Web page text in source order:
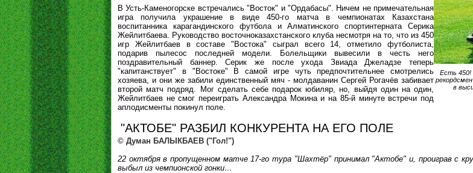
Есть 450!
в
В Усть-Каменогорске встречались "Восток" и "Ордабасы". Ничем не примечательная
игра получила украшение в виде 450-го матча в чемпионатах Казахстана
воспитанника карагандинского футбола и Алматинского спортинтерната Серика
Жейлитбаева. Руководство восточноказахстанского клуба несмотря на то, что из 450
игр Жейлитбаев в составе "Востока" сыграл всего 14, отметило футболиста,
подарив пылесос последней модели. Болельщики вывесили в честь него
поздравительный баннер. Серик же после ухода Звиада Джеладзе теперь
"капитанствует" в "Востоке" В самой игре чуть предпочтительнее смотрелись
хозяева, и они же забили единственный мяч - молдаванин Сергей Рогачёв забивает
второй матч подряд. Мог сделать себе подарок юбиляр, но, выйдя один на один,
Жейлитбаев не смог переиграть Александра Мокина и на 85-й минуте встречи под
аплодисменты покинул поле.
"АКТОБЕ" РАЗБИЛ КОНКУРЕНТА НА ЕГО ПОЛЕ
© Думан БАЛЫКБАЕВ ("Гол!")
22 октября в пропущенном матче 17-го тура "Шахтёр" принимал "Актобе" и, проиграв с
выбыл из чемпионской гонки…